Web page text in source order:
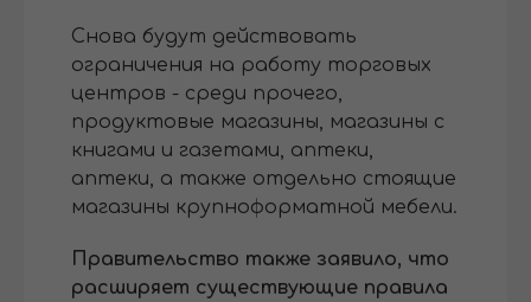
Снова будут действовать
ограничения на работу торговых
центров - среди прочего,
продуктовые магазины, магазины с
книгами и газетами, аптеки,
аптеки, а также отдельно стоящие
магазины крупноформатной мебели.
Правительство также заявило, что
расширяет существующие правила